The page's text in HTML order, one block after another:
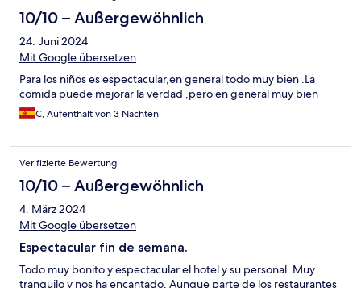
10/10 – Außergewöhnlich
24. Juni 2024
Mit Google übersetzen
Para los niños es espectacular,en general todo muy bien .La
comida puede mejorar la verdad ,pero en general muy bien
C, Aufenthalt von 3 Nächten
Verifizierte Bewertung
10/10 – Außergewöhnlich
4. März 2024
Mit Google übersetzen
Espectacular fin de semana.
Todo muy bonito y espectacular el hotel y su personal. Muy
tranquilo y nos ha encantado. Aunque parte de los restaurantes